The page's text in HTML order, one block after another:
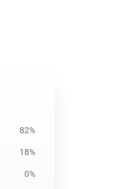
82%
18%
0%